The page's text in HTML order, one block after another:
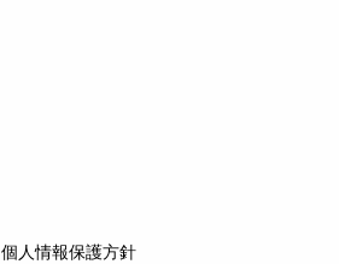
個人情報保護方針